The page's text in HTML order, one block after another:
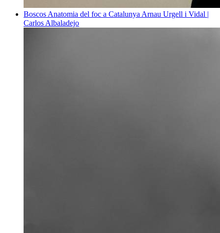
Boscos Anatomia del foc a Catalunya Arnau Urgell i Vidal |
Carlos Albaladejo